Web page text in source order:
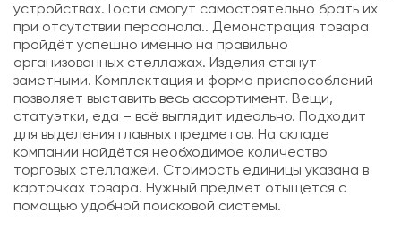
устройствах. Гости смогут самостоятельно брать их
при отсутствии персонала.. Демонстрация товара
пройдёт успешно именно на правильно
организованных стеллажах. Изделия станут
заметными. Комплектация и форма приспособлений
позволяет выставить весь ассортимент. Вещи,
статуэтки, еда – всё выглядит идеально. Подходит
для выделения главных предметов. На складе
компании найдётся необходимое количество
торговых стеллажей. Стоимость единицы указана в
карточках товара. Нужный предмет отыщется с
помощью удобной поисковой системы.